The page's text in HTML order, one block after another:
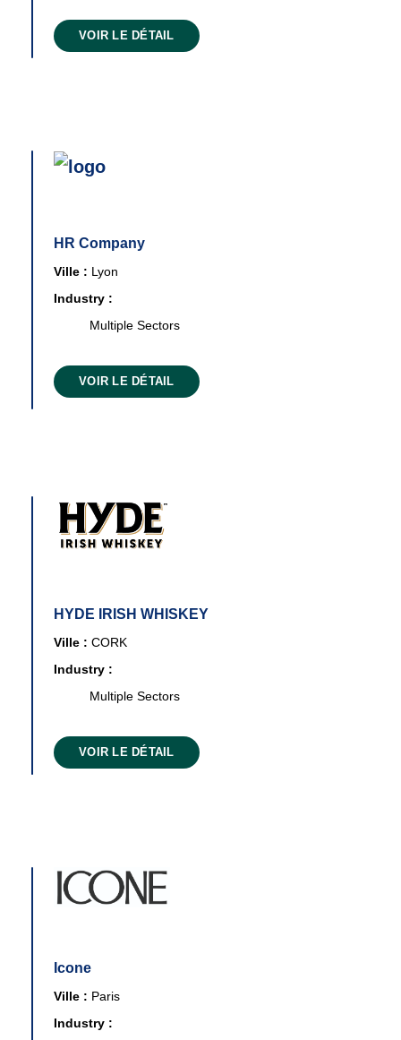
VOIR LE DÉTAIL
HR Company
Ville : Lyon
Industry :
Multiple Sectors
VOIR LE DÉTAIL
HYDE IRISH WHISKEY
Ville : CORK
Industry :
Multiple Sectors
VOIR LE DÉTAIL
Icone
Ville : Paris
Industry :